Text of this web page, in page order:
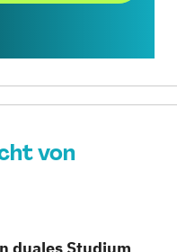
von